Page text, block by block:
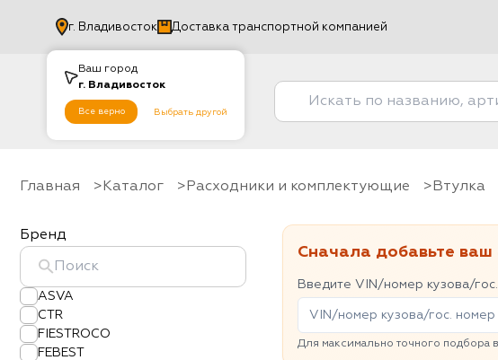
Ваш город
г. Владивосток
Все верно Выбрать другой
г. Владивосток Доставка транспортной компанией
Главная Каталог Расходники и комплектующие Втулка
Бренд
ASVA
CTR
FIESTROCO
FEBEST
Сначала добавьте
Введите VIN/номер кузова/
Для максимально точного подбора